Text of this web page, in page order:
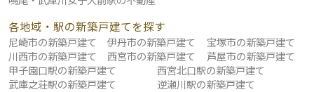
各地域・駅の新築戸建てを探す
尼崎市の新築戸建て 伊丹市の新築戸建て
宝塚市の新築戸建て
川西市の新築戸建て
西宮市の新築戸建て
芦屋市の新築戸建て
甲子園口駅の新築戸建て
西宮北口駅の新築戸建て
武庫之荘駅の新築戸建て
逆瀬川駅の新築戸建て